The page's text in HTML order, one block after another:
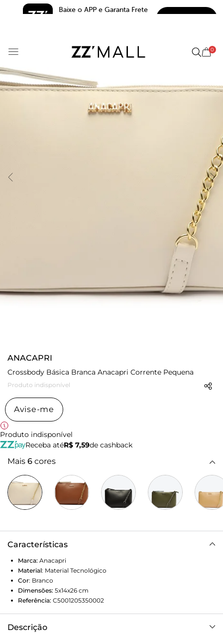
Baixe o APP e Garanta Frete
0
ANACAPRI
Crossbody Básica Branca Anacapri Corrente Pequena
Produto indisponível
Avise-me
Produto indisponível
Receba atéR$ 7,59de cashback
Mais 6 cores
Características
Marca: Anacapri
Material: Material Tecnológico
Cor: Branco
Dimensões: 5x14x26 cm
Referência: C5001205350002
Descrição